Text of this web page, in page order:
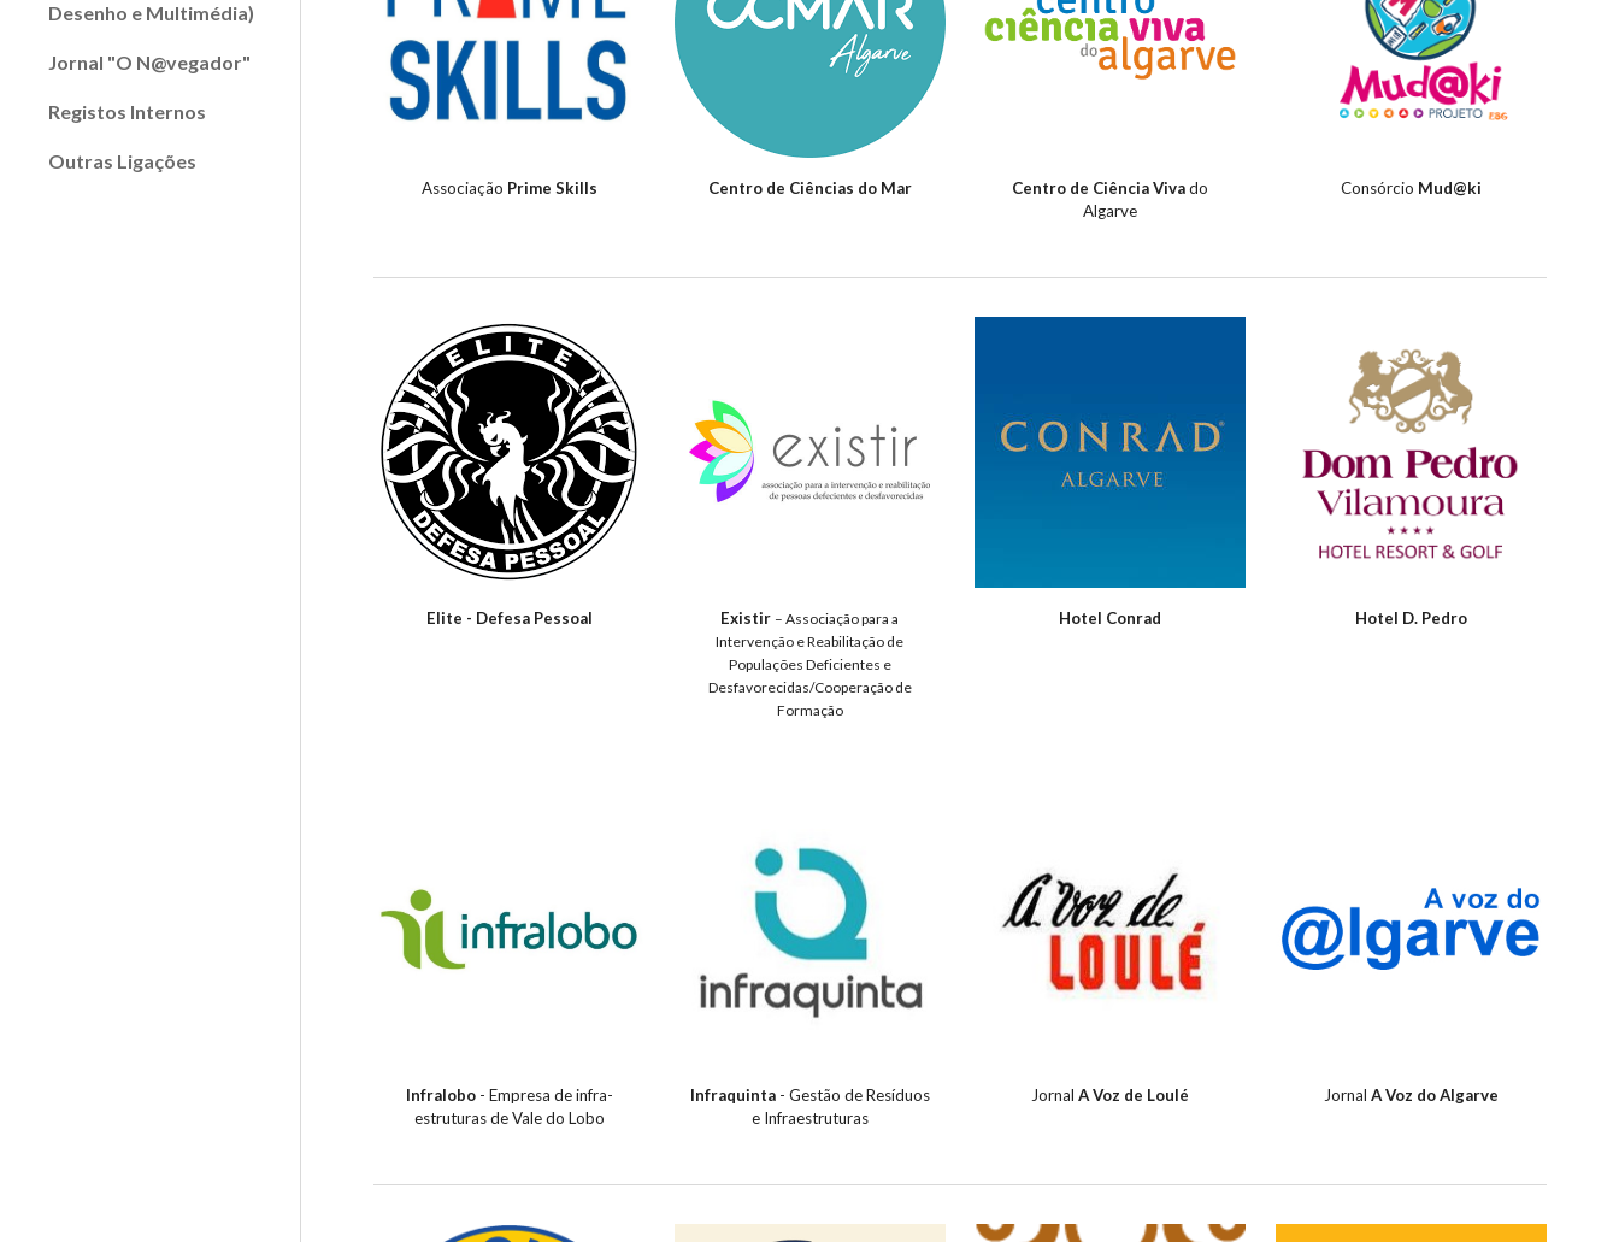
Desenho e Multimédia)
Jornal "O N@vegador"
Registos Internos
Outras Ligações
Associação Prime Skills Centro de Ciências do Mar Centro de Ciência Vivado
Algarve
Consórcio Mud@ki
Elite - Defesa Pessoal Existir – Associação para a
Intervenção e Reabilitação de
Populações Deficientes e
Desfavorecidas/Cooperação de
Formação
Hotel Conrad Hotel D. Pedro
Infralobo- Empresa de infra-
estruturas de Vale do Lobo
Infraquinta - Gestão de Resíduos
e Infraestruturas
JornalA Voz de Loulé Jornal A Voz do Algarve